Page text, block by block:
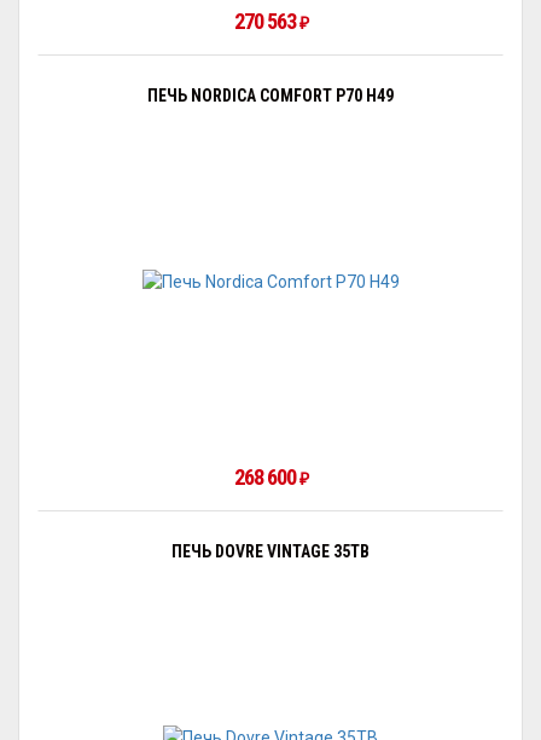
270 563₽
ПЕЧЬ NORDICA COMFORT P70 H49
268 600₽
ПЕЧЬ DOVRE VINTAGE 35TB